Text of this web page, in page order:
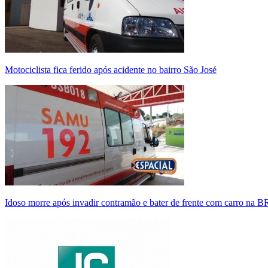
Motociclista fica ferido após acidente no bairro São José
Idoso morre após invadir contramão e bater de frente com carro na